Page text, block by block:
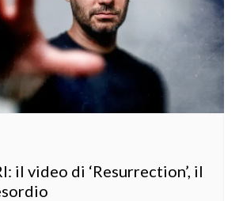
il video di ‘Resurrection’, il